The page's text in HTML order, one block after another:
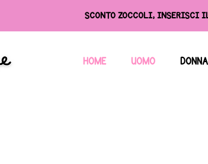
SCONTO ZOCCOLI, INSERISCI
HOME UOMO DONNA